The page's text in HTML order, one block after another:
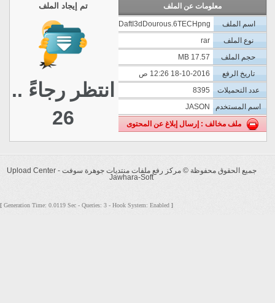
معلومات عن الملف
اسم الملف
DaftI3dDourous.6TECHpng
نوع الملف
حجم الملف
17.57 MB
تاريخ الرفع
18-10-2016 12:26 ص
عدد التحميلات
8395
اسم المستخدم
JASON
ملف مخالف : إرسال إبلاغ عن المحتوى
تم إيجاد الملف
انتظر رجاءً ..
26
جميع الحقوق محفوظة ©
مركز رفع ملفات منتديات جوهرة سوفت - Upload Center
Jawhara-Soft
[Generation Time: 0.0119 Sec - Queries: 3 - Hook System: Enabled